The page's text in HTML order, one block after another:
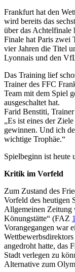
Frankfurt hat den
wird bereits das
über das Achtelfinale
Finale hat Paris zwei
vier Jahren die Titel
Lyonnais und den
Das Training lief
Trainer des FFC
Team mit dem Spiel
ausgeschaltet hat.
Farid Benstiti,
„Es ist eines der
gewinnen. Und ich
wichtige Trophäe.“
Spielbeginn ist heute
Kritik im Vorfeld
Zum Zustand des
Vorfeld des heutigen
Allgemeinen Zeitung
Könungstätte“ (FAZ
Vorangegangen war
angedroht hatte, das
Stadt verlegen zu
Alternative zum